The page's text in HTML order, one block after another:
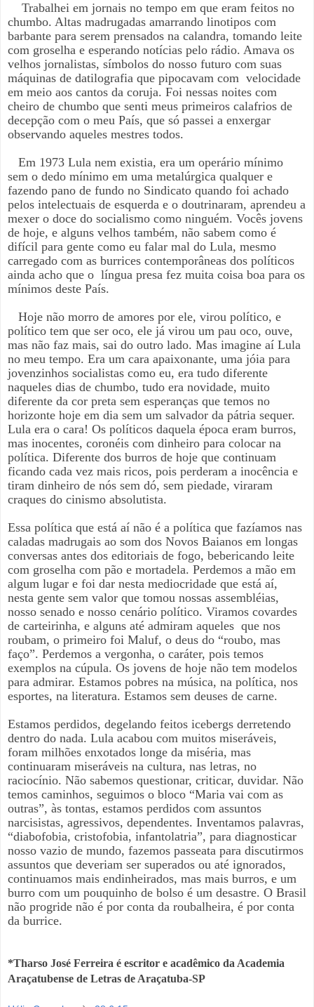
Trabalhei em jornais no tempo em que eram feitos no
chumbo. Altas madrugadas amarrando linotipos com
barbante para serem prensados na calandra, tomando leite
com groselha e esperando notícias pelo rádio. Amava os
velhos jornalistas, símbolos do nosso futuro com suas
máquinas de datilografia que pipocavam com velocidade
em meio aos cantos da coruja. Foi nessas noites com
cheiro de chumbo que senti meus primeiros calafrios de
decepção com o meu País, que só passei a enxergar
observando aqueles mestres todos.
Em 1973 Lula nem existia, era um operário mínimo
sem o dedo mínimo em uma metalúrgica qualquer e
fazendo pano de fundo no Sindicato quando foi achado
pelos intelectuais de esquerda e o doutrinaram, aprendeu a
mexer o doce do socialismo como ninguém. Vocês jovens
de hoje, e alguns velhos também, não sabem como é
difícil para gente como eu falar mal do Lula, mesmo
carregado com as burrices contemporâneas dos políticos
ainda acho que o língua presa fez muita coisa boa para os
mínimos deste País.
Hoje não morro de amores por ele, virou político, e
político tem que ser oco, ele já virou um pau oco, ouve,
mas não faz mais, sai do outro lado. Mas imagine aí Lula
no meu tempo. Era um cara apaixonante, uma jóia para
jovenzinhos socialistas como eu, era tudo diferente
naqueles dias de chumbo, tudo era novidade, muito
diferente da cor preta sem esperanças que temos no
horizonte hoje em dia sem um salvador da pátria sequer.
Lula era o cara! Os políticos daquela época eram burros,
mas inocentes, coronéis com dinheiro para colocar na
política. Diferente dos burros de hoje que continuam
ficando cada vez mais ricos, pois perderam a inocência e
tiram dinheiro de nós sem dó, sem piedade, viraram
craques do cinismo absolutista.
Essa política que está aí não é a política que fazíamos nas
caladas madrugais ao som dos Novos Baianos em longas
conversas antes dos editoriais de fogo, bebericando leite
com groselha com pão e mortadela. Perdemos a mão em
algum lugar e foi dar nesta mediocridade que está aí,
nesta gente sem valor que tomou nossas assembléias,
nosso senado e nosso cenário político. Viramos covardes
de carteirinha, e alguns até admiram aqueles que nos
roubam, o primeiro foi Maluf, o deus do “roubo, mas
faço”. Perdemos a vergonha, o caráter, pois temos
exemplos na cúpula. Os jovens de hoje não tem modelos
para admirar. Estamos pobres na música, na política, nos
esportes, na literatura. Estamos sem deuses de carne.
Estamos perdidos, degelando feitos icebergs derretendo
dentro do nada. Lula acabou com muitos miseráveis,
foram milhões enxotados longe da miséria, mas
continuaram miseráveis na cultura, nas letras, no
raciocínio. Não sabemos questionar, criticar, duvidar. Não
temos caminhos, seguimos o bloco “Maria vai com as
outras”, às tontas, estamos perdidos com assuntos
narcisistas, agressivos, dependentes. Inventamos palavras,
“diabofobia, cristofobia, infantolatria”, para diagnosticar
nosso vazio de mundo, fazemos passeata para discutirmos
assuntos que deveriam ser superados ou até ignorados,
continuamos mais endinheirados, mas mais burros, e um
burro com um pouquinho de bolso é um desastre. O Brasil
não progride não é por conta da roubalheira, é por conta
da burrice.
*Tharso José Ferreira é escritor e acadêmico da Academia
Araçatubense de Letras de Araçatuba-SP